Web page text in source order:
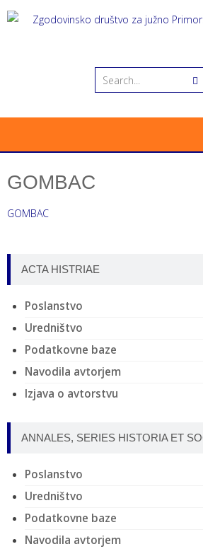
GOMBAC
GOMBAC
ACTA HISTRIAE
Poslanstvo
Uredništvo
Podatkovne baze
Navodila avtorjem
Izjava o avtorstvu
ANNALES, SERIES HISTORIA ET
Poslanstvo
Uredništvo
Podatkovne baze
Navodila avtorjem